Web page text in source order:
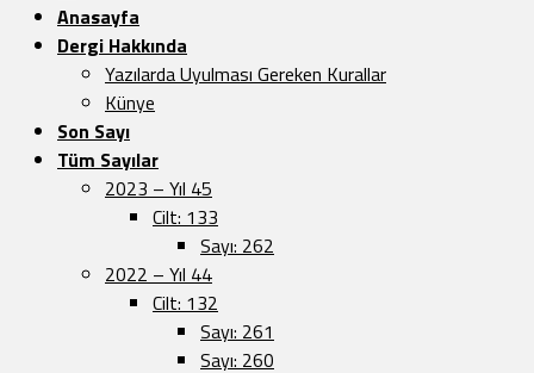
Anasayfa
Dergi Hakkında
Yazılarda Uyulması Gereken Kurallar
Künye
Son Sayı
Tüm Sayılar
2023 – Yıl 45
Cilt: 133
Sayı: 262
2022 – Yıl 44
Cilt: 132
Sayı: 261
Sayı: 260